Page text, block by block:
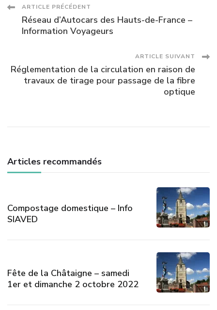
Navigation
des
articles
ARTICLE PRÉCÉDENT
Réseau d’Autocars des Hauts-de-France –
Information Voyageurs
ARTICLE SUIVANT
Réglementation de la circulation en raison de
travaux de tirage pour passage de la fibre
optique
Articles recommandés
Compostage domestique – Info
SIAVED
Fête de la Châtaigne – samedi
1er et dimanche 2 octobre 2022